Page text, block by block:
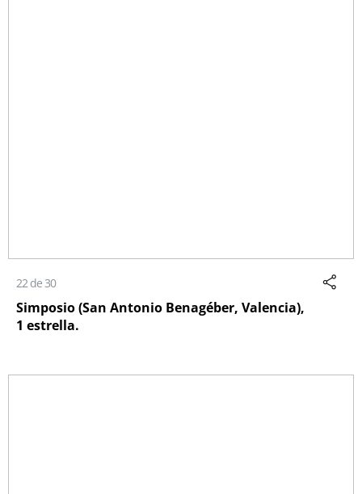
22 de 30
Simposio (San Antonio Benagéber, Valencia),
1 estrella.